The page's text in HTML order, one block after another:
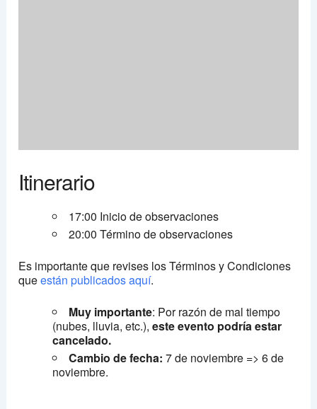
Itinerario
17:00 Inicio de observaciones
20:00 Término de observaciones
Es importante que revises los Términos y Condiciones
queestán publicados aquí.
Muy importante: Por razón de mal tiempo
(nubes, lluvia, etc.),este evento podría estar
cancelado.
Cambio de fecha: 7 de noviembre => 6 de
noviembre.